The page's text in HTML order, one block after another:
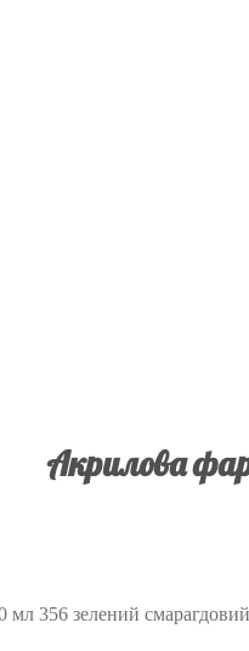
Акрилова
356 зелений смарагдовий